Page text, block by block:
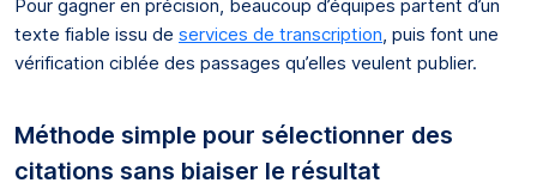
Pour gagner en précision, beaucoup d’équipes partent d’un
texte fiable issu de services de transcription , puis font une
vérification ciblée des passages qu’elles veulent publier.
Méthode simple pour sélectionner des
citations sans biaiser le résultat